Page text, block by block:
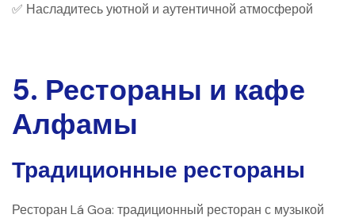
✅ Насладитесь уютной и аутентичной атмосферой
5. Рестораны и кафе
Алфамы
Традиционные рестораны
Ресторан Lá Goa: традиционный ресторан с музыкой